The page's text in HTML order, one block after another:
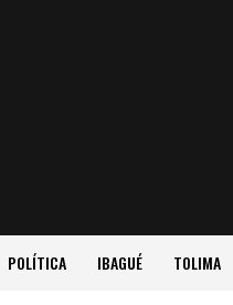
POLÍTICA IBAGUÉ TOLIMA